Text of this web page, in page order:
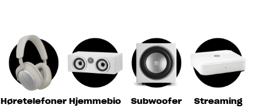
Høretelefoner Hjemmebio Subwoofer Streaming